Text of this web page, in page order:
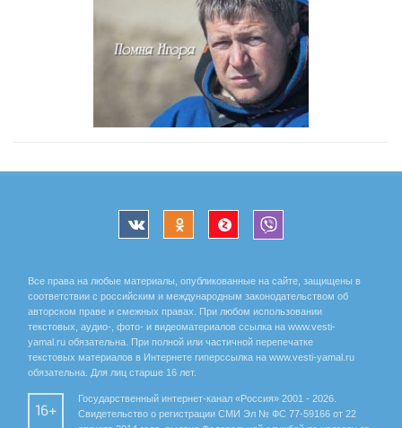
Все права на любые материалы, опубликованные на сайте, защищены в
соответствии с российским и международным законодательством об
авторском праве и смежных правах. При любом использовании
текстовых, аудио-, фото- и видеоматериалов ссылка на www.vesti-
yamal.ru обязательна. При полной или частичной перепечатке
текстовых материалов в Интернете гиперссылка на www.vesti-yamal.ru
обязательна. Для лиц старше 16 лет.
16+
Государственный интернет-канал «Россия» 2001 - 2026.
Свидетельство о регистрации СМИ Эл № ФС 77-59166 от 22